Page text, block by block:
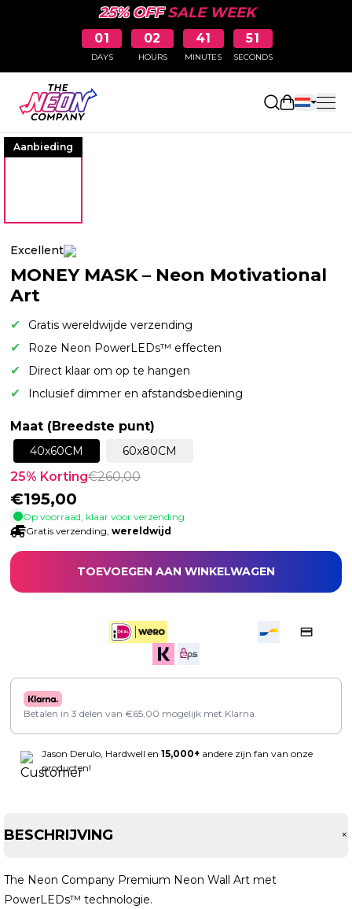
25% OFFSALE WEEK
01
DAYS
02
HOURS
41
MINUTES
50
SECONDS
Aanbieding
Excellent
MONEY MASK – Neon Motivational
Art
Gratis wereldwijde verzending
Roze Neon PowerLEDs™ effecten
Direct klaar om op te hangen
Inclusief dimmer en afstandsbediening
Maat (Breedste punt)
40x60CM 60x80CM
25% Korting€260,00
€195,00
Op voorraad, klaar voor verzending
Gratis verzending, wereldwijd
TOEVOEGEN AAN WINKELWAGEN
Betalen in 3 delen van €65,00 mogelijk met Klarna.
Jason Derulo, Hardwell en 15,000+ andere zijn fan van onze
producten!
BESCHRIJVING +
The Neon Company Premium Neon Wall Art met
PowerLEDs™ technologie.